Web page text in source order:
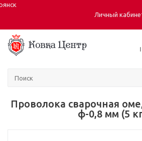
Личный
Проволока сварочная
ф-0,8 мм (5